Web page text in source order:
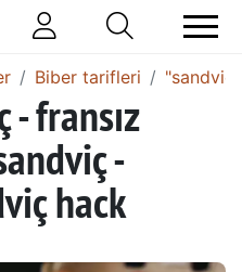
Biber tarifleri "sandviç
fransız
-
hack